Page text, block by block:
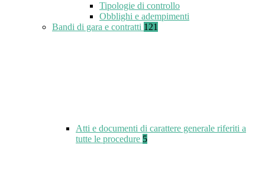
Tipologie di controllo
Obblighi e adempimenti
Bandi di gara e contratti 121
Atti e documenti di carattere generale riferiti a
tutte le procedure 5